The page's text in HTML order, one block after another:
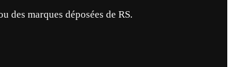
des marques déposées de RS.